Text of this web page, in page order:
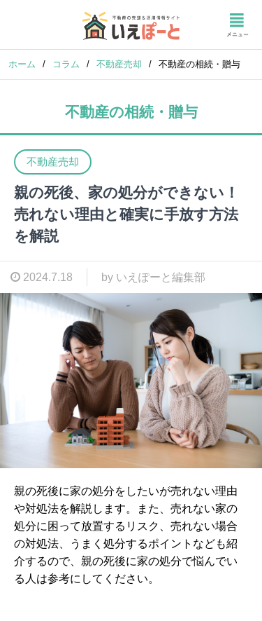
ホーム / コラム / 不動産売却 / 不動産の相続・贈与
不動産の相続・贈与
不動産売却
親の死後、家の処分ができない！
売れない理由と確実に手放す方法
を解説
2024.7.18 by いえぽーと編集部
親の死後に家の処分をしたいが売れない理由
や対処法を解説します。また、売れない家の
処分に困って放置するリスク、売れない場合
の対処法、うまく処分するポイントなども紹
介するので、親の死後に家の処分で悩んでい
る人は参考にしてください。